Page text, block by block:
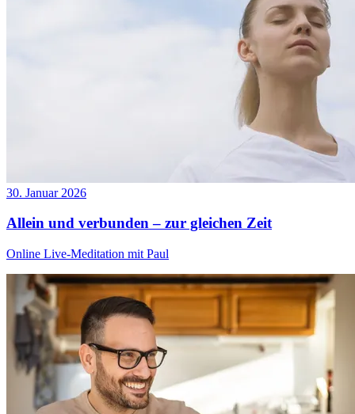
30. Januar 2026
Allein und verbunden – zur gleichen Zeit
Online Live-Meditation mit Paul